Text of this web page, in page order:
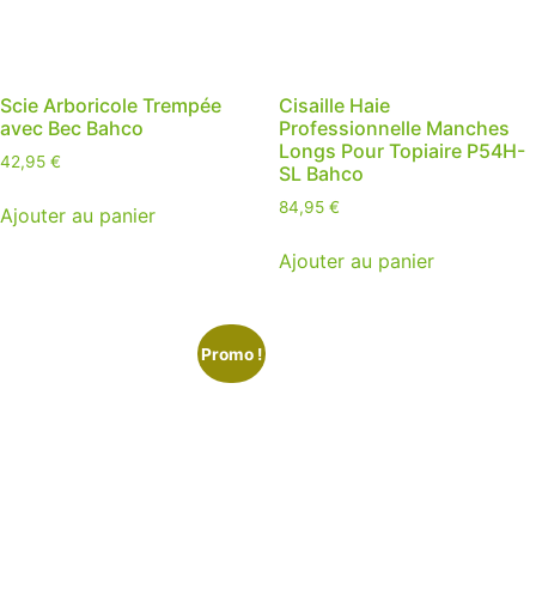
Scie Arboricole Trempée
avec Bec Bahco
42,95 €
Ajouter au panier
Cisaille Haie
Professionnelle Manches
Longs Pour Topiaire P54H-
SL Bahco
84,95 €
Ajouter au panier
Promo !